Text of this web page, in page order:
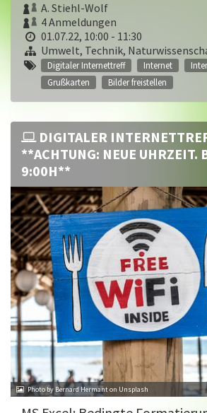
A. Stiehl-Wolf
4 Anmeldungen
01.07.22, 10:00 - 11:30
Umwelt, Technik,
Digitaler Internettreff Internet
Grußkarten
Bilder freistellen
DIGITALER
**ACHTUNG: NEUE UHRZEIT.
9:00H**
Photo by Bernard Hermant on Unsplash